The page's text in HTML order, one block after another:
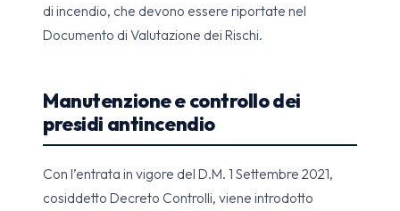
di incendio, che devono essere riportate nel
Documento di Valutazione dei Rischi.
Manutenzione e controllo dei
presidi antincendio
Con l’entrata in vigore del D.M. 1 Settembre 2021,
cosiddetto Decreto Controlli, viene introdotto